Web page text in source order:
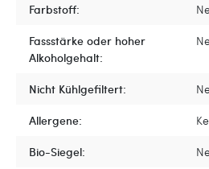
Farbstoff:
Fassstärke oder hoher
Alkoholgehalt:
Nicht Kühlgefiltert:
Allergene:
Bio-Siegel: